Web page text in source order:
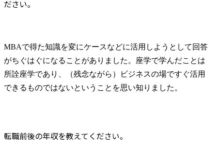
ださい。
MBAで得た知識を変にケースなどに活用しようとして回答
がちぐはぐになることがありました。座学で学んだことは
所詮座学であり、（残念ながら）ビジネスの場ですぐ活用
できるものではないということを思い知りました。
転職前後の年収を教えてください。